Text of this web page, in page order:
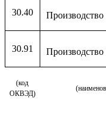
30.40
30.91
(код
ОКВЭД)